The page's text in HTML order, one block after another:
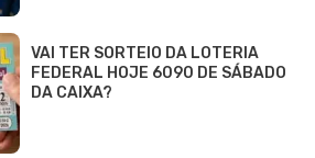
VAI TER SORTEIO DA LOTERIA
FEDERAL HOJE 6090 DE SÁBADO
DA CAIXA?